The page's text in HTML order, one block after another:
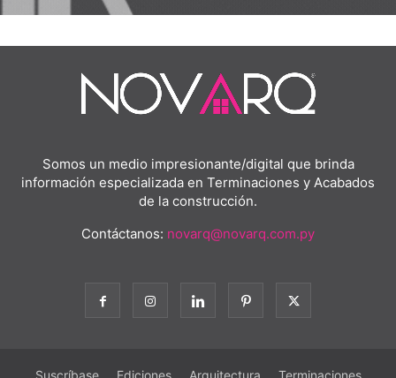
Somos un medio impresionante/digital que brinda
información especializada en Terminaciones y Acabados
de la construcción.
Contáctanos: novarq@novarq.com.py